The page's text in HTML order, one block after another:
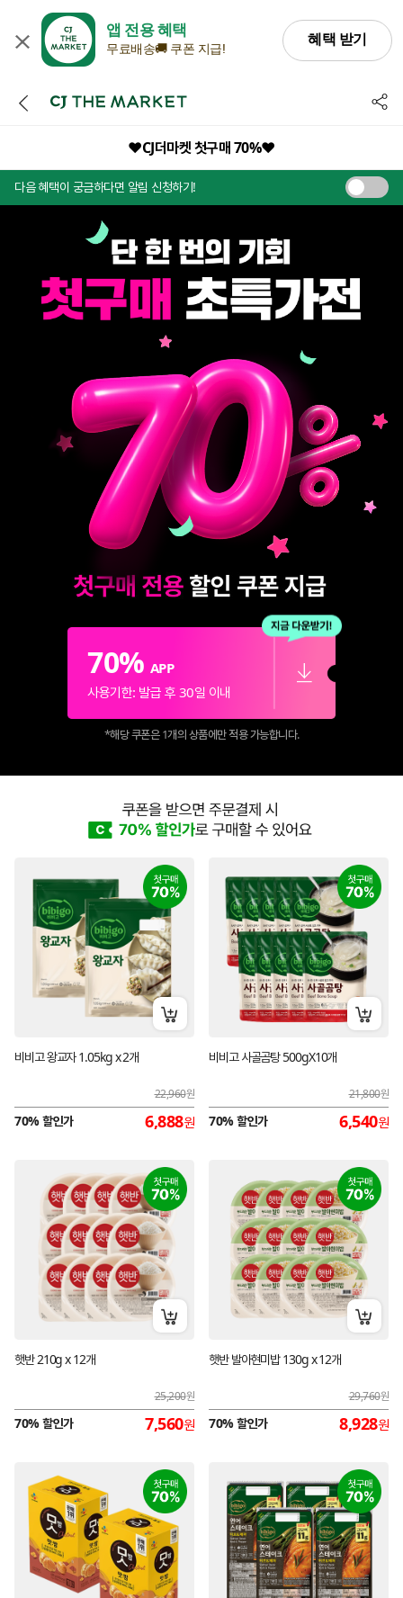
앱 전용 혜택
무료배송🚚 쿠폰 지급!
혜택 받기
공
❤️CJ더마켓 첫구매 70%❤️
다음 혜택이 궁금하다면 알림 신청하기!
70% APP
사용기한: 발급 후 30일 이내
다운로드
*해당 쿠폰은 1개의 상품에만 적용 가능합니다.
장바구니 담기
비비고 왕교자 1.05kg x 2개
22,960원
70% 할인가 6,888원
비비고 사골곰탕 500gX10개
21,800원
70% 할인가 6,540원
장바구니 담기
햇반 210g x 12개
25,200원
70% 할인가 7,560원
햇반 발아현미밥 130g x 12개
29,760원
70% 할인가 8,928원